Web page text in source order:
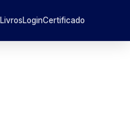
LivrosLoginCertificado